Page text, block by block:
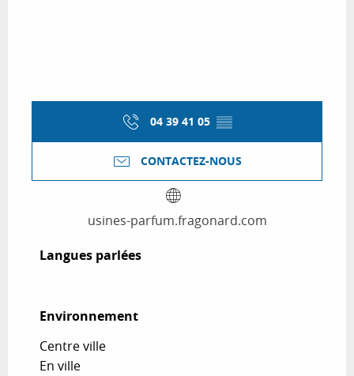
04 39 41 05 ▒▒
CONTACTEZ-NOUS
usines-parfum.fragonard.com
Langues parlées
Langues parlées
Environnement
Environnement
Centre ville
En ville